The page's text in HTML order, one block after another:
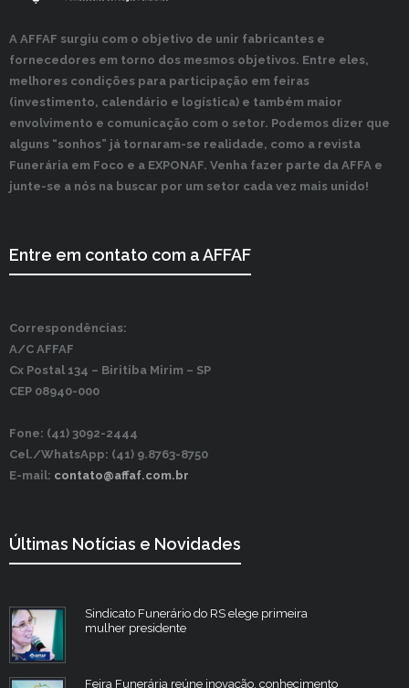
A AFFAF surgiu com o objetivo de unir fabricantes e
fornecedores em torno dos mesmos objetivos. Entre eles,
melhores condições para participação em feiras
(investimento, calendário e logística) e também maior
envolvimento e comunicação com o setor. Podemos dizer que
alguns “sonhos” já tornaram-se realidade, como a revista
Funerária em Foco e a EXPONAF. Venha fazer parte da AFFA e
junte-se a nós na buscar por um setor cada vez mais unido!
Entre em contato com a AFFAF
Correspondências:
A/C AFFAF
Cx Postal 134 – Biritiba Mirim – SP
CEP 08940-000
Fone: (41) 3092-2444
Cel./WhatsApp: (41) 9.8763-8750
E-mail: contato@affaf.com.br
Últimas Notícias e Novidades
Sindicato Funerário do RS elege primeira
mulher presidente
Feira Funerária reúne inovação, conhecimento